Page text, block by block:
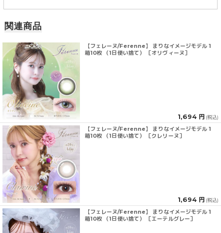
関連商品
【フェレーヌ/Ferenne】 まりなイメージモデル 1
箱10枚 （1日使い捨て） ［オリヴィーヌ］
1,694 円 (税込)
【フェレーヌ/Ferenne】 まりなイメージモデル 1
箱10枚 （1日使い捨て） ［クレリーヌ］
1,694 円 (税込)
【フェレーヌ/Ferenne】 まりなイメージモデル 1
箱10枚 （1日使い捨て） ［エーテルグレー］